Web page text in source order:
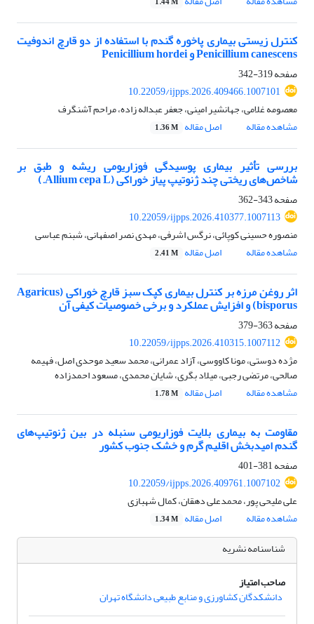
کنترل زیستی بیماری پاخوره گندم با استفاده از دو قارچ اندوفیت
Penicillium canescens و Penicillium hordei
صفحه319-342
10.22059/ijpps.2026.409466.1007101
معصومه غلامی، جهانشیر امینی، جعفر عبداله زاده، مراحم آشنگرف
مشاهده مقاله
اصل مقاله 1.36 M
بررسی تأثیر بیماری پوسیدگی فوزاریومی ریشه و طبق بر
شاخص‌های ریختی چند ژنوتیپ پیاز خوراکی (Allium cepa L.)
صفحه343-362
10.22059/ijpps.2026.410377.1007113
منصوره حسینی کوپائی، نرگس اشرفی، مهدی نصر اصفهانی، شبنم عباسی
مشاهده مقاله
اصل مقاله 2.41 M
اثر روغن مرزه بر کنترل بیماری کپک سبز قارچ خوراکی (Agaricus
bisporus) و افزایش عملکرد و برخی خصوصیات کیفی آن
صفحه363-379
10.22059/ijpps.2026.410315.1007112
مژده دوستی، مونا کاووسی، آزاد عمرانی، محمد سعید موحدی اصل، فهیمه
صالحی، مرتضی رجبی، میلاد بگری، شایان محمدی، مسعود احمدزاده
مشاهده مقاله
اصل مقاله 1.78 M
مقاومت به بیماری بلایت فوزاریومی سنبله در بین ژنوتیپ‌های
گندم امیدبخش اقلیم گرم و خشک جنوب کشور
صفحه381-401
10.22059/ijpps.2026.409761.1007102
علی ملیحی پور، محمدعلی دهقان، کمال شهبازی
مشاهده مقاله
اصل مقاله 1.34 M
شناسنامه نشریه
صاحب امتیاز
دانشکدگان کشاورزی و منابع طبیعی دانشگاه تهران